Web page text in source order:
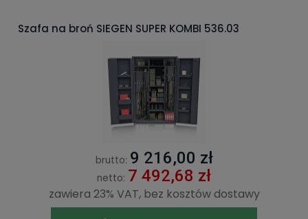
Szafa na broń SIEGEN SUPER KOMBI 536.03
brutto: 9 216,00 zł
netto: 7 492,68 zł
zawiera 23% VAT, bez kosztów dostawy